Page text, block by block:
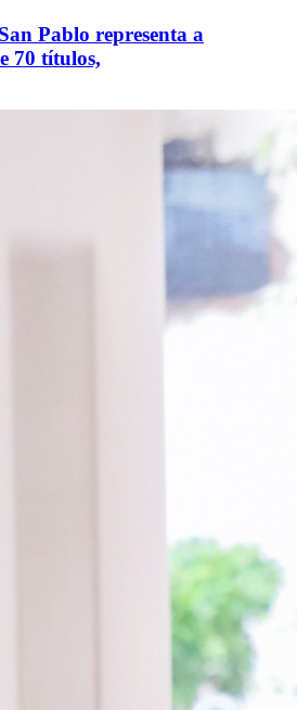
Pablo representa a
70 títulos,